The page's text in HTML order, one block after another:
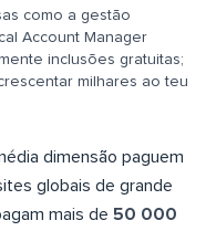
como a gestão
Account Manager
inclusões gratuitas;
milhares ao teu
dimensão paguem
globais de grande
mais de 50 000